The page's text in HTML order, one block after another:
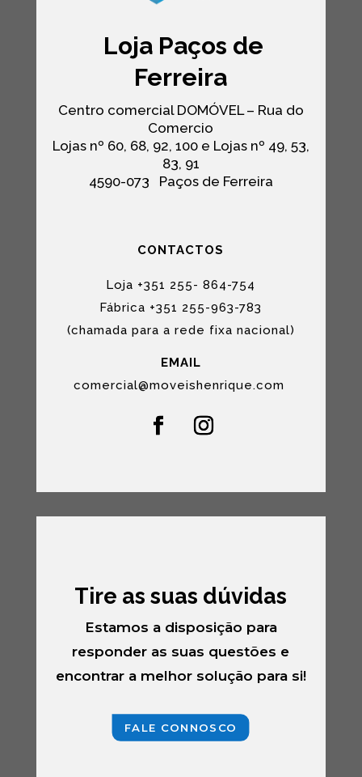
Loja Paços de
Ferreira
Centro comercial DOMÓVEL – Rua do
Comercio
Lojas nº 60, 68, 92, 100 e Lojas nº 49, 53,
83, 91
4590-073 Paços de Ferreira
CONTACTOS
Loja +351 255- 864-754
Fábrica +351 255-963-783
(chamada para a rede fixa nacional)
EMAIL
comercial@moveishenrique.com
Tire as suas dúvidas
Estamos a disposição para
responder as suas questões e
encontrar a melhor solução para si!
FALE CONNOSCO